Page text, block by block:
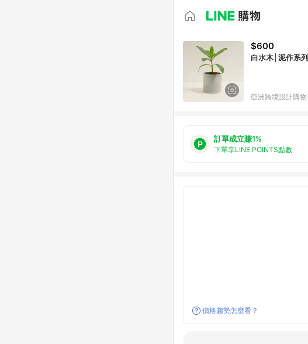
$600
白水木│泥作系
亞洲跨境設計購
訂單成立賺1%
下單享LINE POINTS點數
價格趨勢怎麼看？